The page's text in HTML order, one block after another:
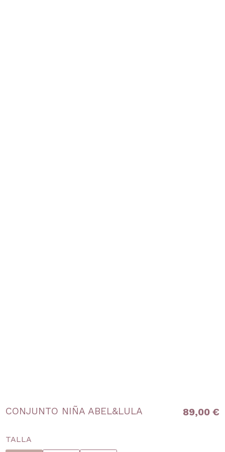
CONJUNTO NIÑA ABEL&LULA 89,00 €
TALLA